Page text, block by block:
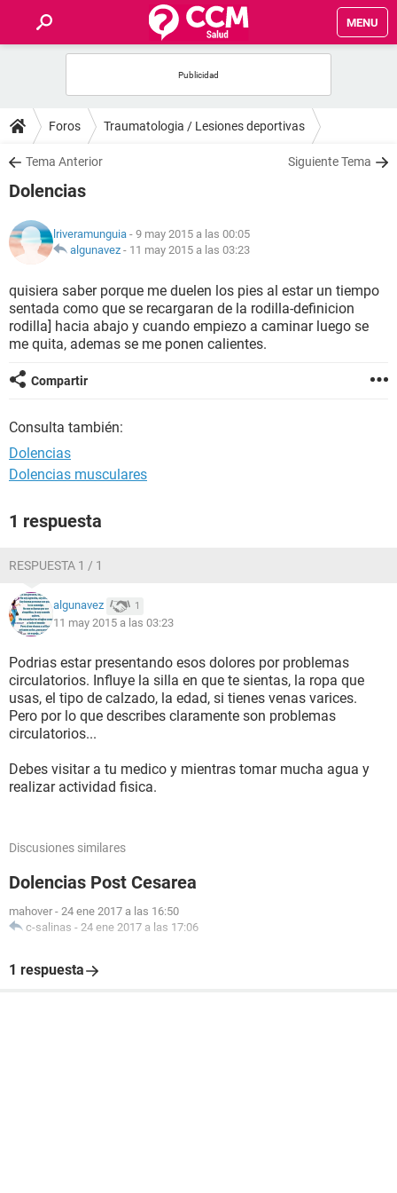
MENU
FOROS
SALUD
NUTRICIÓN
BIENESTAR
SEXUALIDAD
GLOSARIO
Foros Traumatologia / Lesiones deportivas
Tema Anterior Siguiente Tema
Dolencias
lriveramunguia - 9 may 2015 a las 00:05
algunavez - 11 may 2015 a las 03:23
quisiera saber porque me duelen los pies al estar un tiempo
sentada como que se recargaran de la rodilla-definicion
rodilla] hacia abajo y cuando empiezo a caminar luego se
me quita, ademas se me ponen calientes.
Compartir
Consulta también:
Dolencias
Dolencias musculares
1 respuesta
RESPUESTA 1 / 1
algunavez 1
11 may 2015 a las 03:23
Podrias estar presentando esos dolores por problemas
circulatorios. Influye la silla en que te sientas, la ropa que
usas, el tipo de calzado, la edad, si tienes venas varices.
Pero por lo que describes claramente son problemas
circulatorios...
Debes visitar a tu medico y mientras tomar mucha agua y
realizar actividad fisica.
Discusiones similares
Dolencias Post Cesarea
mahover - 24 ene 2017 a las 16:50
c-salinas - 24 ene 2017 a las 17:06
1 respuesta